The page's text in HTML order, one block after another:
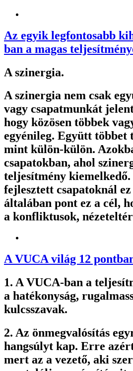
Az egyik legfontosabb
ban a magas
A szinergia.
A szinergia nem csak
vagy csapatmunkát
hogy közösen többek
egyénileg. Együtt többet
mint külön-külön.
csapatokban, ahol
teljesítmény
fejlesztett csapatoknál
általában pont ez a cél,
a konfliktusok,
A VUCA világ 12
1. A VUCA-ban a
a hatékonyság,
kulcsszavak.
2. Az önmegvalósítás
hangsúlyt kap. Erre
mert az a vezető, aki